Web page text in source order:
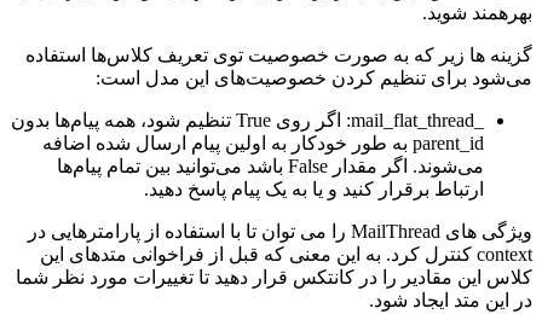
بهرهمند شوید.
گزینه ها زیر که به صورت خصوصیت توی تعریف کلاس‌ها استفاده
می‌شود برای تنظیم کردن خصوصیت‌های این مدل است:
_mail_flat_thread: اگر روی True تنظیم شود، همه پیام‌ها بدون
parent_id به طور خودکار به اولین پیام ارسال شده اضافه
می‌شوند. اگر مقدار False باشد می‌توانید بین تمام پیام‌ها
ارتباط برقرار کنید و یا به یک پیام پاسخ دهید.
ویژگی های MailThread را می توان تا با استفاده از پارامترهایی در
context کنترل کرد. به این معنی که قبل از فراخوانی متدهای این
کلاس این مقادیر را در کانتکس قرار دهید تا تغییرات مورد نظر شما
در این متد ایجاد شود.